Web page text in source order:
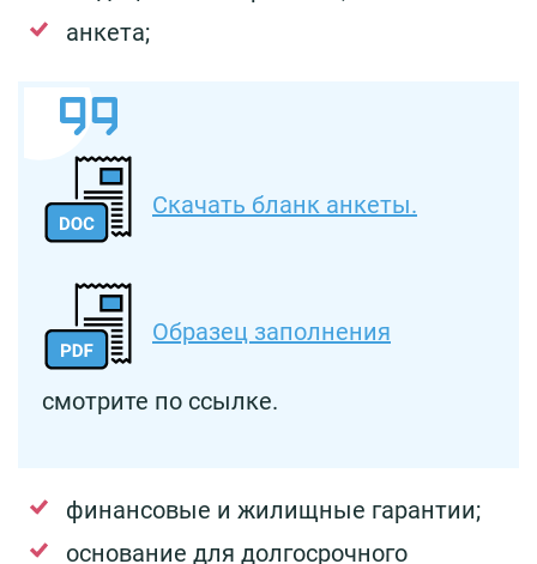
анкета;
Скачать бланк анкеты.
Образец заполнения
смотрите по ссылке.
финансовые и жилищные гарантии;
основание для долгосрочного